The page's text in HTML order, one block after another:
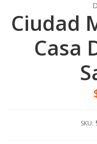
Ciudad
Casa
SKU: